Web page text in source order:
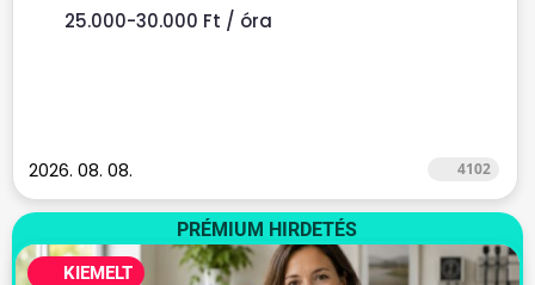
25.000-30.000 Ft / óra
2026. 08. 08. 4102
PRÉMIUM HIRDETÉS
KIEMELT